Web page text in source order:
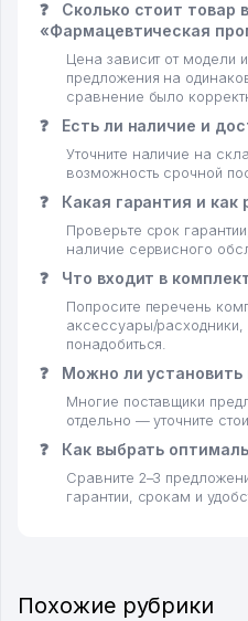
❓
Сколько стоит товар
«Фармацевтическая
Цена зависит от модели
предложения на
сравнение было
❓ Есть ли наличие и
Уточните наличие на
возможность срочной
❓ Какая гарантия и как
Проверьте срок
наличие сервисного
❓ Что входит в
Попросите перечень
аксессуары/расходники,
понадобиться.
❓ Можно ли установить
Многие поставщики
отдельно — уточните
❓ Как выбрать
Сравните 2–3
гарантии, срокам и
Похожие рубрики